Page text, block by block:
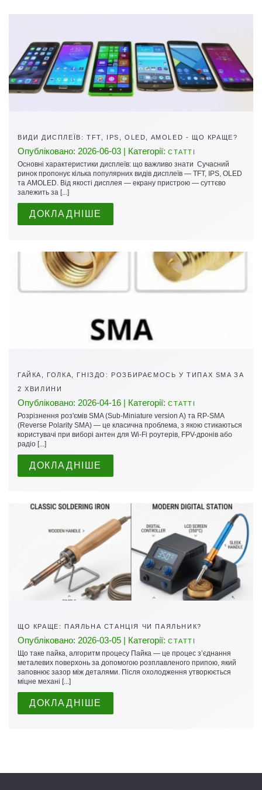
ВИДИ ДИСПЛЕЇВ: TFT, IPS, OLED, AMOLED - ЩО КРАЩЕ?
Опубліковано: 2026-06-03 | Категорії: СТАТТІ
Основні характеристики дисплеїв: що важливо знати Сучасний
ринок пропонує кілька популярних видів дисплеїв — TFT, IPS, OLED
та AMOLED. Від якості дисплея — екрану пристрою — суттєво
залежить за [...]
ДОКЛАДНІШЕ
ГАЙКА, ГОЛКА, ГНІЗДО: РОЗБИРАЄМОСЬ У ТИПАХ SMA ЗА
2 ХВИЛИНИ
Опубліковано: 2026-04-16 | Категорії: СТАТТІ
Розрізнення роз'ємів SMA (Sub-Miniature version A) та RP-SMA
(Reverse Polarity SMA) — це класична проблема, з якою стикаються
користувачі при виборі антен для Wi-Fi роутерів, FPV-дронів або
радіо [...]
ДОКЛАДНІШЕ
ЩО КРАЩЕ: ПАЯЛЬНА СТАНЦІЯ ЧИ ПАЯЛЬНИК?
Опубліковано: 2026-03-05 | Категорії: СТАТТІ
Що таке пайка, алгоритм процесу Пайка — це процес з’єднання
металевих поверхонь за допомогою розплавленого припою, який
заповнює зазор між деталями. Після охолодження утворюється
міцне механі [...]
ДОКЛАДНІШЕ